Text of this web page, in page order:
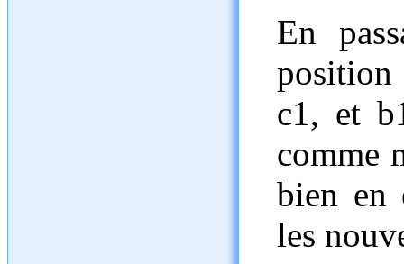
En
position
c1, et
comme
bien en
les